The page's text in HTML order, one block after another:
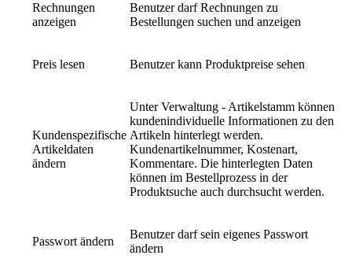
Rechnungen
anzeigen
Benutzer darf Rechnungen zu
Bestellungen suchen und anzeigen
Preis lesen Benutzer kann Produktpreise sehen
Kundenspezifische
Artikeldaten
ändern
Unter Verwaltung - Artikelstamm können
kundenindividuelle Informationen zu den
Artikeln hinterlegt werden.
Kundenartikelnummer, Kostenart,
Kommentare. Die hinterlegten Daten
können im Bestellprozess in der
Produktsuche auch durchsucht werden.
Passwort ändern
Benutzer darf sein eigenes Passwort
ändern